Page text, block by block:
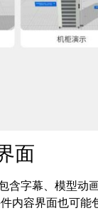
面
含字幕、模型
内容界面也可能